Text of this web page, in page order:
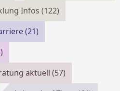
Infos(122)
(21)
aktuell(57)